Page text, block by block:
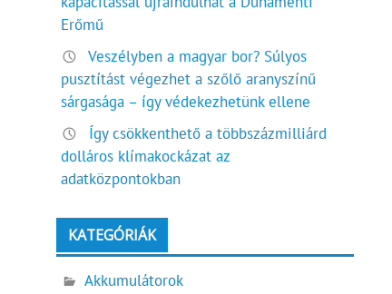
Erőmű
Veszélyben a magyar bor? Súlyos
pusztítást végezhet a szőlő aranyszínű
sárgasága – így védekezhetünk ellene
Így csökkenthető a többszázmilliárd
dolláros klímakockázat az
adatközpontokban
KATEGÓRIÁK
Akkumulátorok